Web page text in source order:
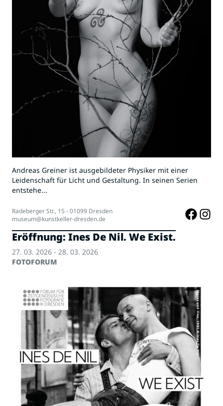
Andreas Greiner ist ausgebildeter Physiker mit einer
Leidenschaft für Licht und Gestaltung. In seinen Serien
entstehe...
Radeberger Str., 15 - 01099 Dresden
museum@kunstkeller-dresden.de
Eröffnung: Ines De Nil. We Exist.
27. 03. 2026 - 28. 03. 2026
FOTOFORUM